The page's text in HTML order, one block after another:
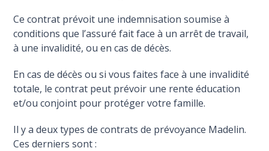
Ce contrat prévoit une indemnisation soumise à
conditions que l’assuré fait face à un arrêt de travail,
à une invalidité, ou en cas de décès.
En cas de décès ou si vous faites face à une invalidité
totale, le contrat peut prévoir une rente éducation
et/ou conjoint pour protéger votre famille.
Il y a deux types de contrats de prévoyance Madelin.
Ces derniers sont :